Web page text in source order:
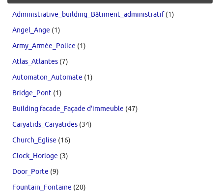
Administrative_building_Bâtiment_administratif(1)
Angel_Ange (1)
Army_Armée_Police (1)
Atlas_Atlantes (7)
Automaton_Automate (1)
Bridge_Pont (1)
Building facade_Façade d'immeuble (47)
Caryatids_Caryatides (34)
Church_Eglise (16)
Clock_Horloge (3)
Door_Porte (9)
Fountain_Fontaine (20)